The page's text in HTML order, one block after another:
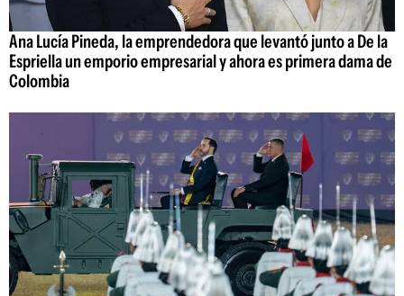
Ana Lucía Pineda, la emprendedora que levantó junto a De la
Espriella un emporio empresarial y ahora es primera dama de
Colombia